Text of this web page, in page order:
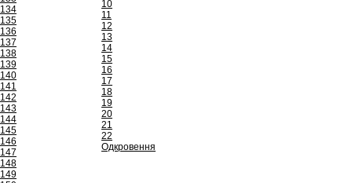
134
135
136
137
138
139
140
141
142
143
144
145
146
147
148
149
10
11
12
13
14
15
16
17
18
19
20
21
22
Одкровення